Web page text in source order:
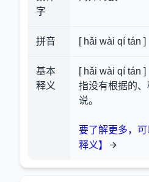
字
拼音 [ hǎi wài qí tán ]
基本
释义
[ hǎi wài qí tán ]
指没有根据的
说。
要了解更多，
释义】